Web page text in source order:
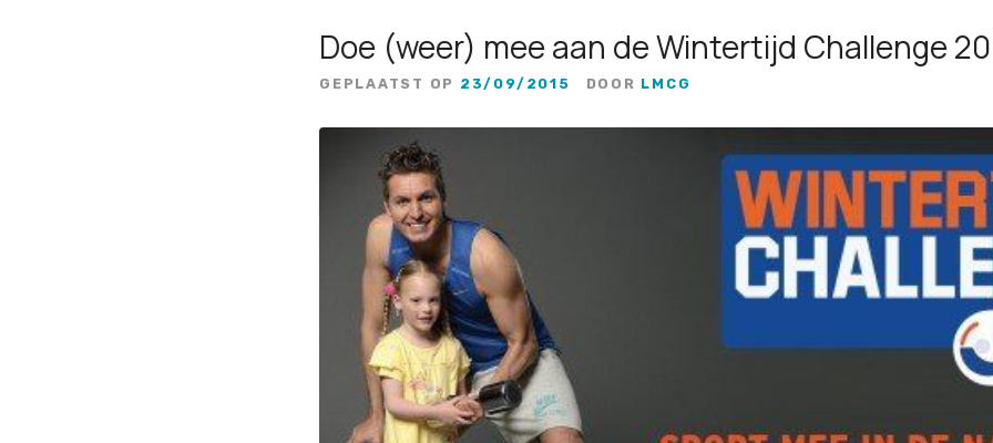
Doe (weer) mee aan de Wintertijd Challenge
GEPLAATST OP 23/09/2015 DOOR LMCG